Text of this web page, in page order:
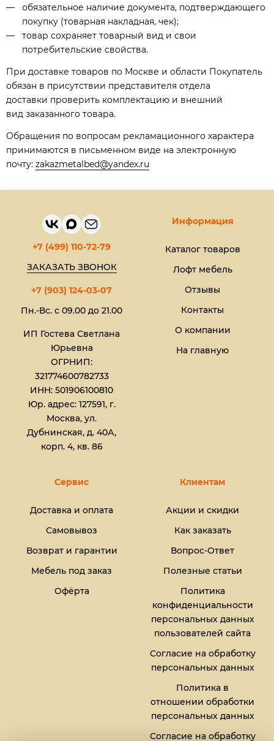
обязательное наличие документа, подтверждающего
покупку (товарная накладная, чек);
товар сохраняет товарный вид и свои
потребительские свойства.
При доставке товаров по Москве и области Покупатель
обязан в присутствии представителя отдела
доставки проверить комплектацию и внешний
вид заказанного товара.
Обращения по вопросам рекламационного характера
принимаются в письменном виде на электронную
почту: zakazmetalbed@yandex.ru
+7 (499) 110-72-79
ЗАКАЗАТЬ ЗВОНОК
+7 (903) 124-03-07
Пн.-Вс. с 09.00 до 21.00
ИП Гостева Светлана
Юрьевна​
ОГРНИП:
321774600782733
ИНН: 501906100810
Юр. адрес: 127591, г.
Москва, ул.
Дубнинская, д. 40А,
корп. 4, кв. 86
Информация
Каталог товаров
Лофт мебель
Отзывы
Контакты
О компании
На главную
Сервис
Доставка и оплата
Самовывоз
Возврат и гарантии
Мебель под заказ
Офёрта
Клиентам
Акции и скидки
Как заказать
Вопрос-Ответ
Полезные статьи
Политика
конфиденциальности
персональных данных
пользователей сайта
Согласие на обработку
персональных данных
Политика в
отношении обработки
персональных данных
Согласие на обработку